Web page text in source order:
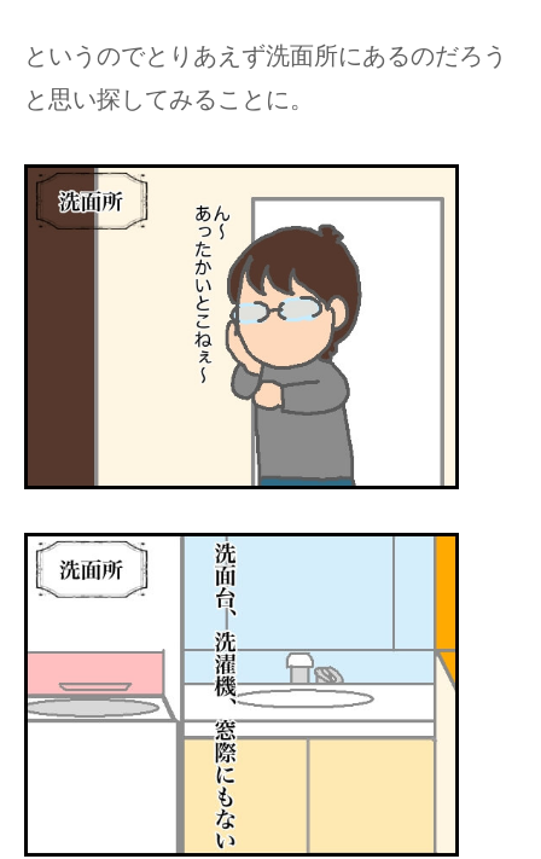
というのでとりあえず洗面所にあるのだろう
と思い探してみることに。